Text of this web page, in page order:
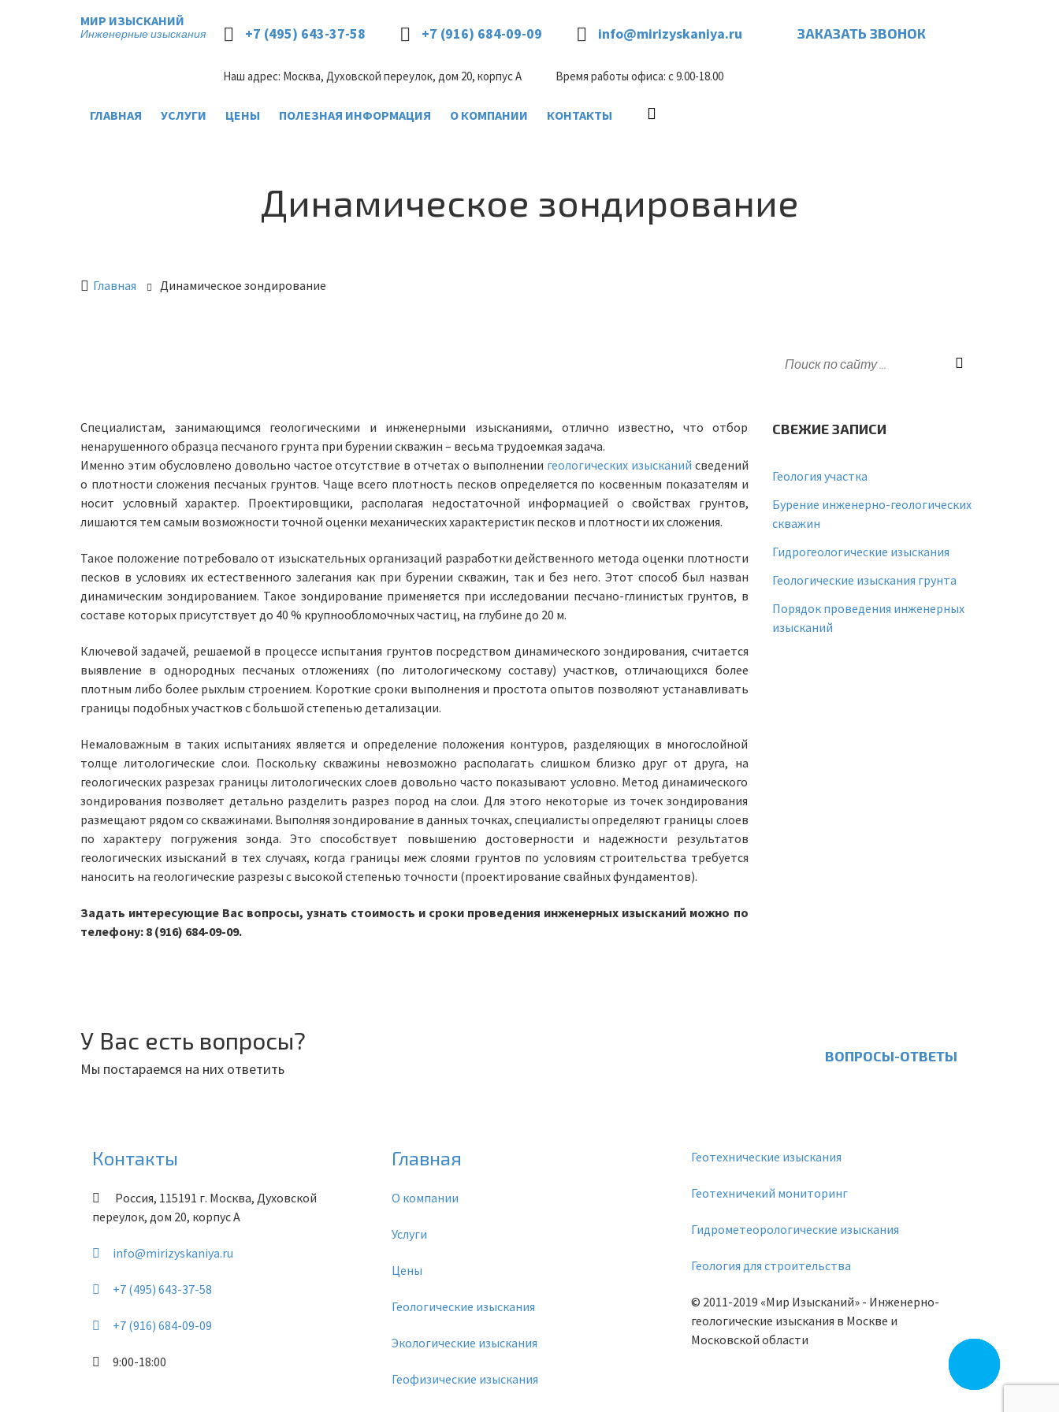
МИР ИЗЫСКАНИЙ
Инженерные изыскания +7 (495) 643-37-58 +7 (916) 684-09-09 info@mirizyskaniya.ru ЗАКАЗАТЬ ЗВОНОК
Наш адрес: Москва, Духовской переулок, дом 20, корпус А Время работы офиса: с 9.00-18.00
ГЛАВНАЯ УСЛУГИ ЦЕНЫ ПОЛЕЗНАЯ ИНФОРМАЦИЯ О КОМПАНИИ КОНТАКТЫ
Динамическое зондирование
Главная Динамическое зондирование
Специалистам, занимающимся геологическими и инженерными изысканиями, отлично известно, что отбор
ненарушенного образца песчаного грунта при бурении скважин – весьма трудоемкая задача.
Именно этим обусловлено довольно частое отсутствие в отчетах о выполнении геологических изысканий сведений
о плотности сложения песчаных грунтов. Чаще всего плотность песков определяется по косвенным показателям и
носит условный характер. Проектировщики, располагая недостаточной информацией о свойствах грунтов,
лишаются тем самым возможности точной оценки механических характеристик песков и плотности их сложения.
Такое положение потребовало от изыскательных организаций разработки действенного метода оценки плотности
песков в условиях их естественного залегания как при бурении скважин, так и без него. Этот способ был назван
динамическим зондированием. Такое зондирование применяется при исследовании песчано-глинистых грунтов, в
составе которых присутствует до 40 % крупнообломочных частиц, на глубине до 20 м.
Ключевой задачей, решаемой в процессе испытания грунтов посредством динамического зондирования, считается
выявление в однородных песчаных отложениях (по литологическому составу) участков, отличающихся более
плотным либо более рыхлым строением. Короткие сроки выполнения и простота опытов позволяют устанавливать
границы подобных участков с большой степенью детализации.
Немаловажным в таких испытаниях является и определение положения контуров, разделяющих в многослойной
толще литологические слои. Поскольку скважины невозможно располагать слишком близко друг от друга, на
геологических разрезах границы литологических слоев довольно часто показывают условно. Метод динамического
зондирования позволяет детально разделить разрез пород на слои. Для этого некоторые из точек зондирования
размещают рядом со скважинами. Выполняя зондирование в данных точках, специалисты определяют границы слоев
по характеру погружения зонда. Это способствует повышению достоверности и надежности результатов
геологических изысканий в тех случаях, когда границы меж слоями грунтов по условиям строительства требуется
наносить на геологические разрезы с высокой степенью точности (проектирование свайных фундаментов).
Задать интересующие Вас вопросы, узнать стоимость и сроки проведения инженерных изысканий можно по
телефону: 8 (916) 684-09-09.
СВЕЖИЕ ЗАПИСИ
Геология участка
Бурение инженерно-геологических
скважин
Гидрогеологические изыскания
Геологические изыскания грунта
Порядок проведения инженерных
изысканий
У Вас есть вопросы?
Мы постараемся на них ответить
ВОПРОСЫ-ОТВЕТЫ
Контакты
Россия, 115191 г. Москва, Духовской
переулок, дом 20, корпус А
info@mirizyskaniya.ru
+7 (495) 643-37-58
+7 (916) 684-09-09
9:00-18:00
Главная
О компании
Услуги
Цены
Геологические изыскания
Экологические изыскания
Геофизические изыскания
Геотехнические изыскания
Геотехничекий мониторинг
Гидрометеорологические изыскания
Геология для строительства
© 2011-2019 «Мир Изысканий» - Инженерно-
геологические изыскания в Москве и
Московской области
Заказать